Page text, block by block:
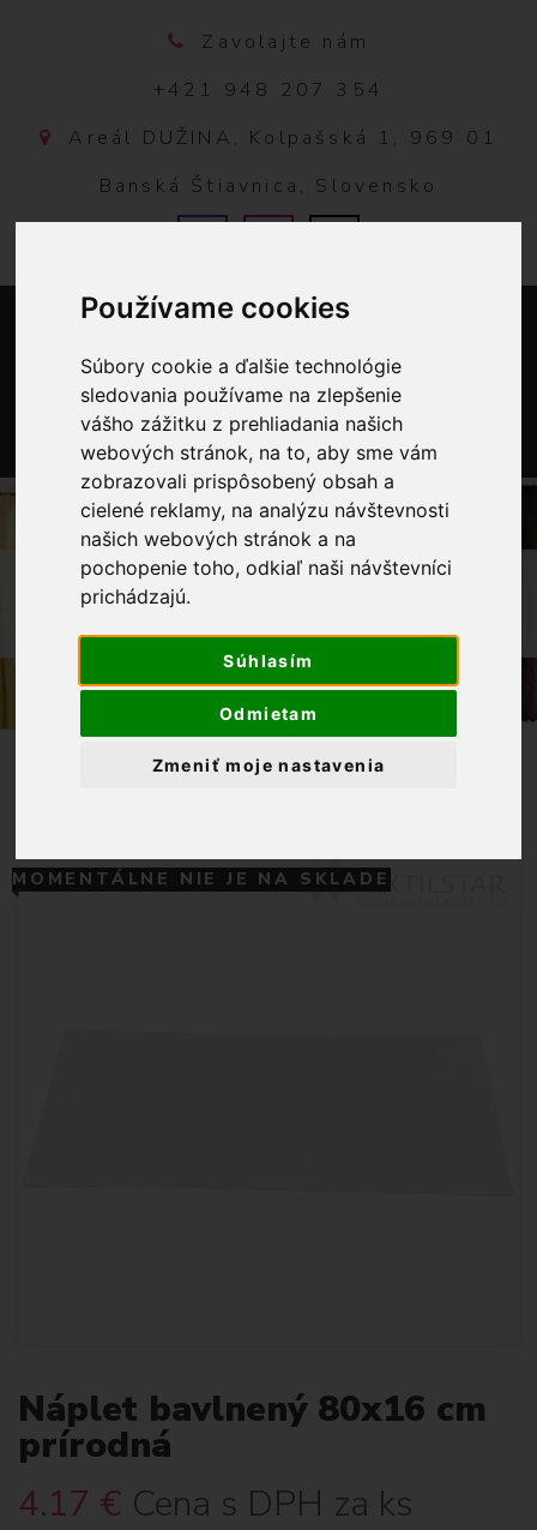
Používame cookies
Súbory cookie a ďalšie technológie
sledovania používame na zlepšenie
vášho zážitku z prehliadania našich
webových stránok, na to, aby sme vám
zobrazovali prispôsobený obsah a
cielené reklamy, na analýzu návštevnosti
našich webových stránok a na
pochopenie toho, odkiaľ naši návštevníci
prichádzajú.
Súhlasím
Odmietam
Zmeniť moje nastavenia
Zavolajte nám
+421 948 207 354
Areál DUŽINA, Kolpašská 1, 969 01
Banská Štiavnica, Slovensko
0
OBCHOD
GALANTÉRIA
NÁPLET BAVLNENÝ 80X16 CM
PRÍRODNÁ
MOMENTÁLNE NIE JE NA SKLADE
Náplet bavlnený 80x16 cm
prírodná
4.17 € Cena s DPH za ks